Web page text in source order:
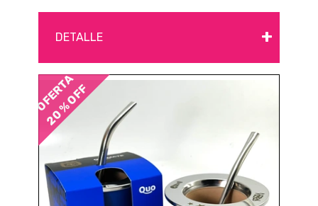
DETALLE +
OFERTA
20 % OFF